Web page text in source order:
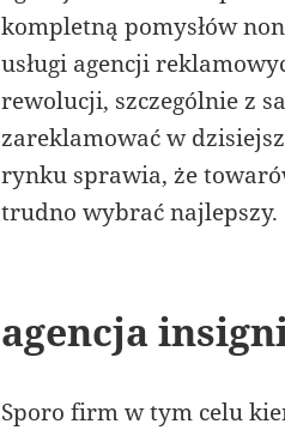
kompletną pomysłów
usługi agencji
rewolucji, szczególnie z
zareklamować w
rynku sprawia, że
trudno wybrać najlepszy.
agencja
Sporo firm w tym celu